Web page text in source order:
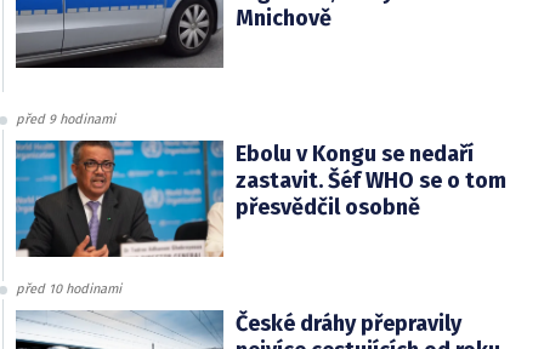
Mnichově
před 9 hodinami
Ebolu v Kongu se nedaří
zastavit. Šéf WHO se o tom
přesvědčil osobně
před 10 hodinami
České dráhy přepravily